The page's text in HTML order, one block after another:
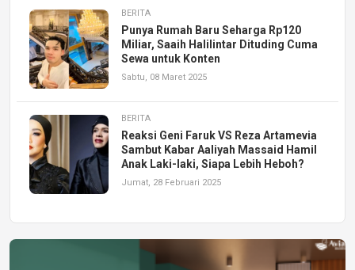
BERITA
Punya Rumah Baru Seharga Rp120
Miliar, Saaih Halilintar Dituding Cuma
Sewa untuk Konten
Sabtu, 08 Maret 2025
BERITA
Reaksi Geni Faruk VS Reza Artamevia
Sambut Kabar Aaliyah Massaid Hamil
Anak Laki-laki, Siapa Lebih Heboh?
Jumat, 28 Februari 2025